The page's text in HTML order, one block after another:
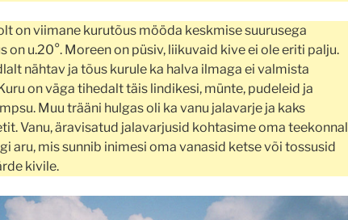
on viimane kurutõus mööda keskmise suurusega
on u.20°. Moreen on püsiv, liikuvaid kive ei ole eriti palju.
nähtav ja tõus kurule ka halva ilmaga ei valmista
on väga tihedalt täis lindikesi, münte, pudeleid ja
Muu trääni hulgas oli ka vanu jalavarje ja kaks
Vanu, äravisatud jalavarjusid kohtasime oma teekonnal
aru, mis sunnib inimesi oma vanasid ketse või tossusid
kivile.